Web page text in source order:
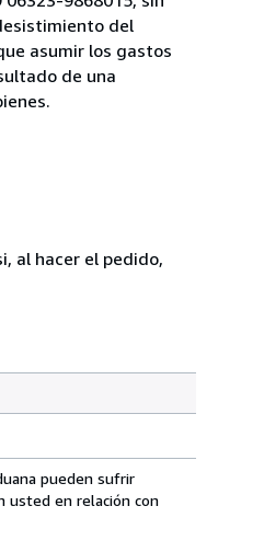
del
asumir los gastos
de una
al hacer el pedido,
pueden sufrir
usted en relación con